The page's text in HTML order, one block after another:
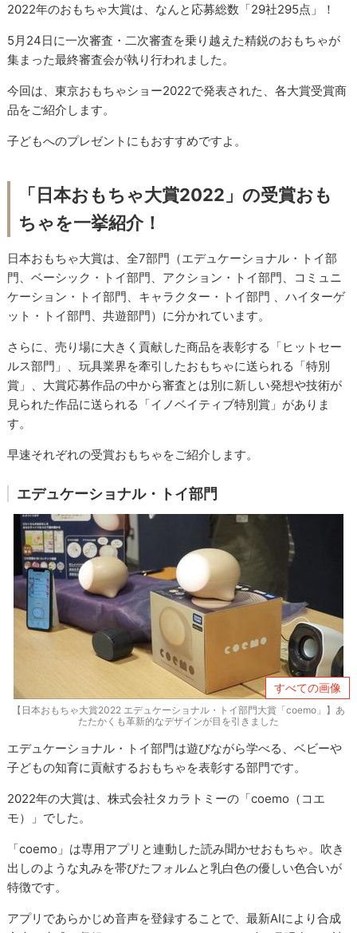
2022年のおもちゃ大賞は、なんと応募総数「29社295点」！
5月24日に一次審査・二次審査を乗り越えた精鋭のおもちゃが
集まった最終審査会が執り行われました。
今回は、東京おもちゃショー2022で発表された、各大賞受賞商
品をご紹介します。
子どもへのプレゼントにもおすすめですよ。
「日本おもちゃ大賞2022」の受賞おも
ちゃを一挙紹介！
日本おもちゃ大賞は、全7部門（エデュケーショナル・トイ部
門、ベーシック・トイ部門、アクション・トイ部門、コミュニ
ケーション・トイ部門、キャラクター・トイ部門 、ハイターゲ
ット・トイ部門、共遊部門）に分かれています。
さらに、売り場に大きく貢献した商品を表彰する「ヒットセー
ルス部門」、玩具業界を牽引したおもちゃに送られる「特別
賞」、大賞応募作品の中から審査とは別に新しい発想や技術が
見られた作品に送られる「イノベイティブ特別賞」がありま
す。
早速それぞれの受賞おもちゃをご紹介します。
エデュケーショナル・トイ部門
すべての画像
【日本おもちゃ大賞2022 エデュケーショナル・トイ部門大賞「coemo」】あ
たたかくも革新的なデザインが目を引きました
エデュケーショナル・トイ部門は遊びながら学べる、ベビーや
子どもの知育に貢献するおもちゃを表彰する部門です。
2022年の大賞は、株式会社タカラトミーの「coemo（コエ
モ）」でした。
「coemo」は専用アプリと連動した読み聞かせおもちゃ。吹き
出しのような丸みを帯びたフォルムと乳白色の優しい色合いが
特徴です。
アプリであらかじめ音声を登録することで、最新AIにより合成